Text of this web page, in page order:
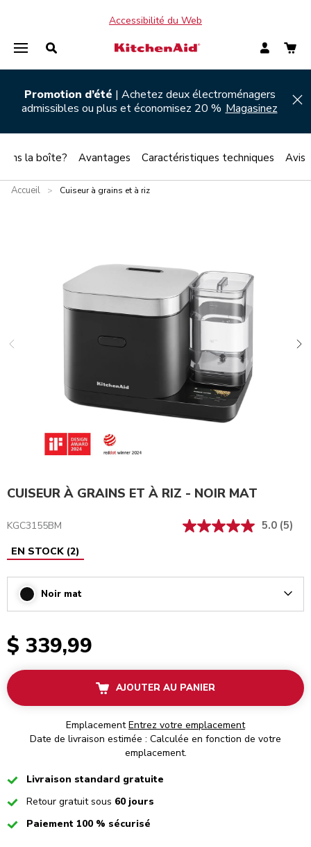
Accessibilité du Web
Promotion d’été | Achetez deux électroménagers
admissibles ou plus et économisez 20 % Magasinez
Accueil > Cuiseur à grains et à riz
CUISEUR À GRAINS ET À RIZ - NOIR MAT
KGC3155BM 5.0 (5)
EN STOCK (2)
Noir mat
$ 339,99
AJOUTER AU PANIER
Emplacement Entrez votre emplacement
Date de livraison estimée : Calculée en fonction de votre
emplacement.
CheckedLivraison standard gratuite
CheckedRetour gratuit sous 60 jours
CheckedPaiement 100 % sécurisé
la boîte? Avantages Caractéristiques techniques Avis